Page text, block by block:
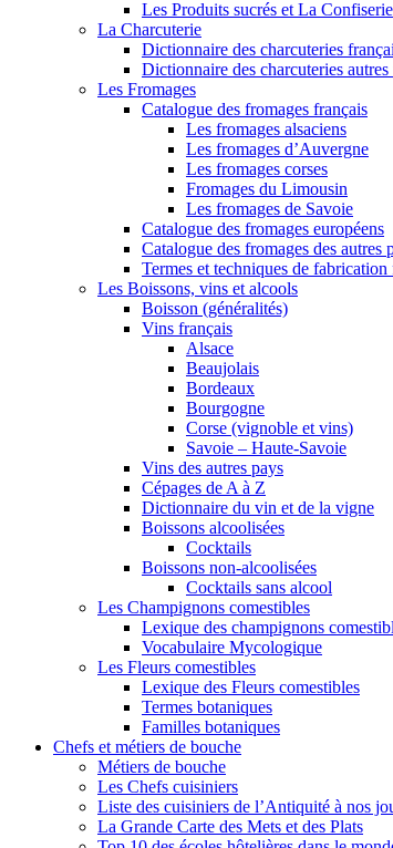
Les Produits sucrés et La Confiserie
La Charcuterie
Dictionnaire des charcuteries
Dictionnaire des charcuteries autres
Les Fromages
Catalogue des fromages français
Les fromages alsaciens
Les fromages d’Auvergne
Les fromages corses
Fromages du Limousin
Les fromages de Savoie
Catalogue des fromages européens
Catalogue des fromages des autres
Termes et techniques de fabrication
Les Boissons, vins et alcools
Boisson (généralités)
Vins français
Alsace
Beaujolais
Bordeaux
Bourgogne
Corse (vignoble et vins)
Savoie – Haute-Savoie
Vins des autres pays
Cépages de A à Z
Dictionnaire du vin et de la vigne
Boissons alcoolisées
Cocktails
Boissons non-alcoolisées
Cocktails sans alcool
Les Champignons comestibles
Lexique des champignons
Vocabulaire Mycologique
Les Fleurs comestibles
Lexique des Fleurs comestibles
Termes botaniques
Familles botaniques
Chefs et métiers de bouche
Métiers de bouche
Les Chefs cuisiniers
Liste des cuisiniers de l’Antiquité à nos
La Grande Carte des Mets et des Plats